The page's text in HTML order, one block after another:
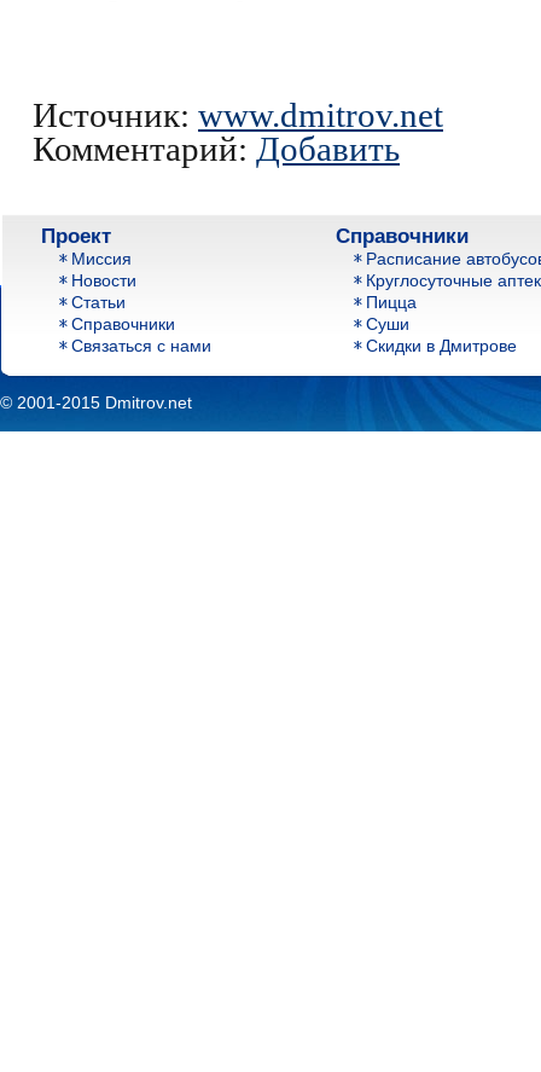
Источник: www.dmitrov.net
Комментарий: Добавить
Проект
Миссия
Новости
Статьи
Справочники
Связаться с нами
Справочники
Расписание
Круглосуточные
Пицца
Суши
Скидки в Дмитрове
© 2001-2015 Dmitrov.net